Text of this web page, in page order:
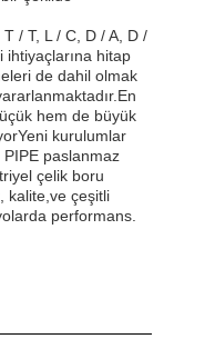
T / T, L / C, D / A, D /
ihtiyaçlarına hitap
de dahil olmak
hem de büyük
kurulumlar
PIPE paslanmaz
çelik boru
kalite,ve çeşitli
performans.